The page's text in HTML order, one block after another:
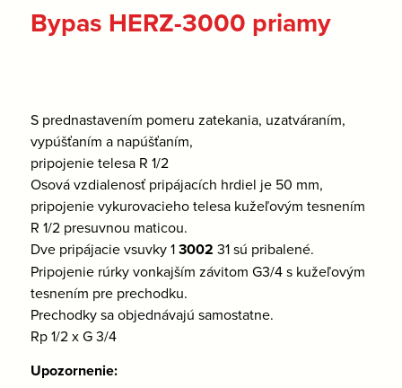
Bypas HERZ-3000 priamy
S prednastavením pomeru zatekania, uzatváraním,
vypúšťaním a napúšťaním,
pripojenie telesa R 1/2
Osová vzdialenosť pripájacích hrdiel je 50 mm,
pripojenie vykurovacieho telesa kužeľovým tesnením
R 1/2 presuvnou maticou.
Dve pripájacie vsuvky 13002 31 sú pribalené.
Pripojenie rúrky vonkajším závitom G3/4 s kužeľovým
tesnením pre prechodku.
Prechodky sa objednávajú samostatne.
Rp 1/2 x G 3/4
Upozornenie: